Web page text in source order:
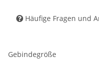
Häufige Fragen und
Gebindegröße